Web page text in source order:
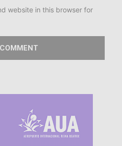
website in this browser for